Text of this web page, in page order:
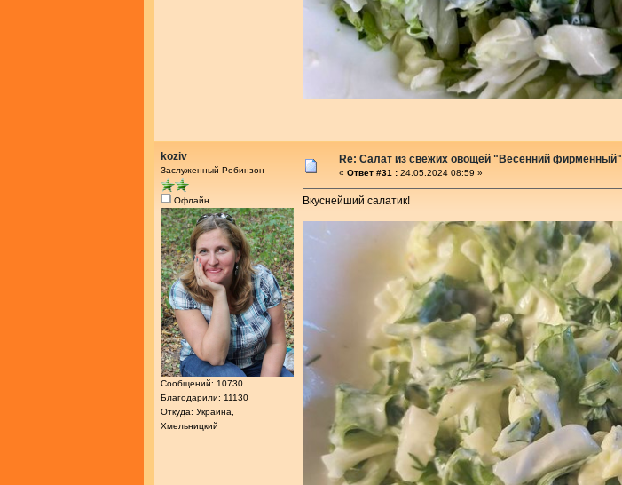
koziv
Заслуженный Робинзон
Офлайн
Сообщений: 10730
Благодарили: 11130
Откуда: Украина,
Хмельницкий
Re: Салат из свежих овощей "Весенний фирменный"
« Ответ #31 : 24.05.2024 08:59 »
Вкуснейший салатик!